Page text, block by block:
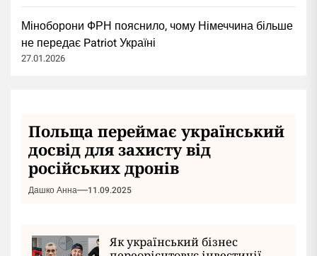
Міноборони ФРН пояснило, чому Німеччина більше
не передає Patriot Україні
27.01.2026
Польща переймає український
досвід для захисту від
російських дронів
Дашко Анна 11.09.2025
Як український бізнес